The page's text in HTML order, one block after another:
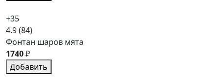
+35
4.9(84)
Фонтан шаров мята
1740₽
Добавить